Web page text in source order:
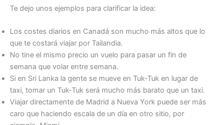
Te dejo unos ejemplos para clarificar la idea:
Los costes diarios en Canadá son mucho más altos que lo
que te costará viajar por Tailandia.
No tine el mismo precio un vuelo para pasar un fin de
semana que volar entre semana.
Si en Sri Lanka la gente se mueve en Tuk-Tuk en lugar de
taxi, tomar un Tuk-Tuk será mucho más barato que un taxi.
Viajar directamente de Madrid a Nueva York puede ser más
caro que haciendo escala de un día en otro sitio, por